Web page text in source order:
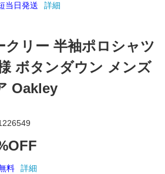
当日発送 詳細
クリー 半袖ポロシャツ
ボタンダウン メンズ
Oakley
料
詳細